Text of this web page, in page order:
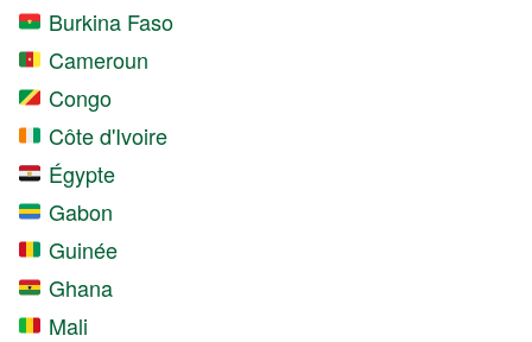
Burkina Faso
Cameroun
Congo
Côte d'Ivoire
Égypte
Gabon
Guinée
Ghana
Mali